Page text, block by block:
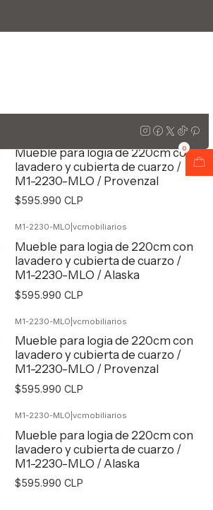
0
Mueble para logia de 220cm con
lavadero y cubierta de cuarzo /
M1-2230-MLO / Provenzal
$595.990 CLP
M1-2230-MLO vcmobiliarios
Mueble para logia de 220cm con
lavadero y cubierta de cuarzo /
M1-2230-MLO / Alaska
$595.990 CLP
M1-2230-MLO vcmobiliarios
Mueble para logia de 220cm con
lavadero y cubierta de cuarzo /
M1-2230-MLO / Provenzal
$595.990 CLP
M1-2230-MLO vcmobiliarios
Mueble para logia de 220cm con
lavadero y cubierta de cuarzo /
M1-2230-MLO / Alaska
$595.990 CLP